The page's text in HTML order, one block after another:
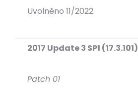
Uvolněno 11/2022
2017 Update 3 SP1 (17.3.101)
Patch 01